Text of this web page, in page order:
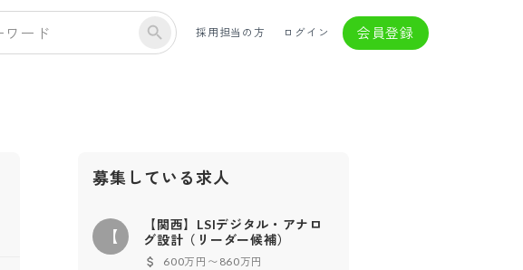
採用担当の方 ログイン 会員登録
募集している求人
【
【関西】LSIデジタル・アナロ
グ設計（リーダー候補）
600万円〜860万円